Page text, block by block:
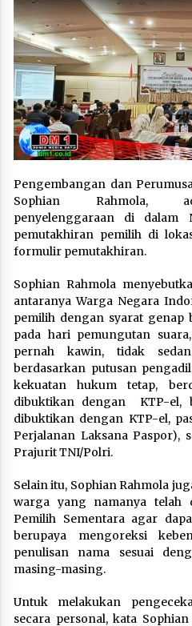
Pengembangan dan
Sophian Rahmola,
penyelenggaraan di dalam
pemutakhiran pemilih di
formulir pemutakhiran.
Sophian Rahmola
antaranya Warga Negara
pemilih dengan syarat genap
pada hari pemungutan
pernah kawin, tidak
berdasarkan putusan
kekuatan hukum tetap,
dibuktikan dengan KTP-el,
dibuktikan dengan KTP-el,
Perjalanan Laksana Paspor),
Prajurit TNI/Polri.
Selain itu, Sophian Rahmola
warga yang namanya telah
Pemilih Sementara agar
berupaya mengoreksi
penulisan nama sesuai
masing-masing.
Untuk melakukan
secara personal, kata